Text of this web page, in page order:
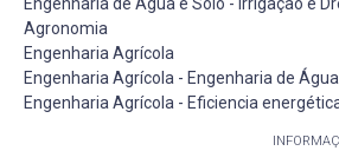
Agronomia
Engenharia Agrícola
Engenharia Agrícola - Engenharia de
Engenharia Agrícola - Eficiencia